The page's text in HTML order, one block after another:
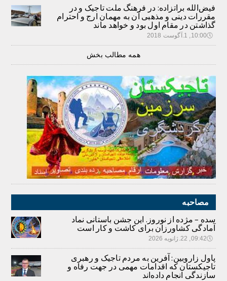
فیض‌الله براتزاده: در فرهنگ ملت تاجیک و در
مقررات دینی و مذهبی آن به مهمان ارج و احترام
گذاشتن در مقام اول بود و خواهد ماند
🕔10:00, 1.آگوست 2018
همه مطالب بخش
مصاحبه
سده – مژده از نوروز. این جشن باستانی نماد
آمادگی کشاورزان برای کاشت و کار است
🕔09:42, 22.ژانویه 2026
پاول زاروبین: آفرین به مردم تاجیک و رهبری
تاجیکستان که اقدامات مهمی در جهت رفاه و
سازندگی انجام داده‌اند